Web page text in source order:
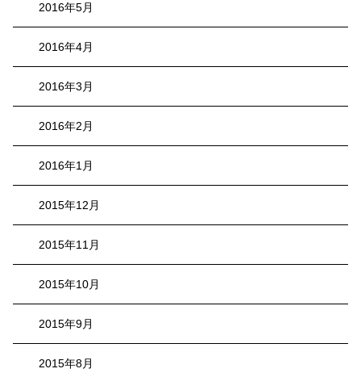
2016年5月
2016年4月
2016年3月
2016年2月
2016年1月
2015年12月
2015年11月
2015年10月
2015年9月
2015年8月